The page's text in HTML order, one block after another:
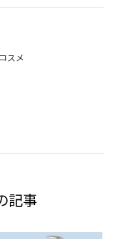
スメ
記事